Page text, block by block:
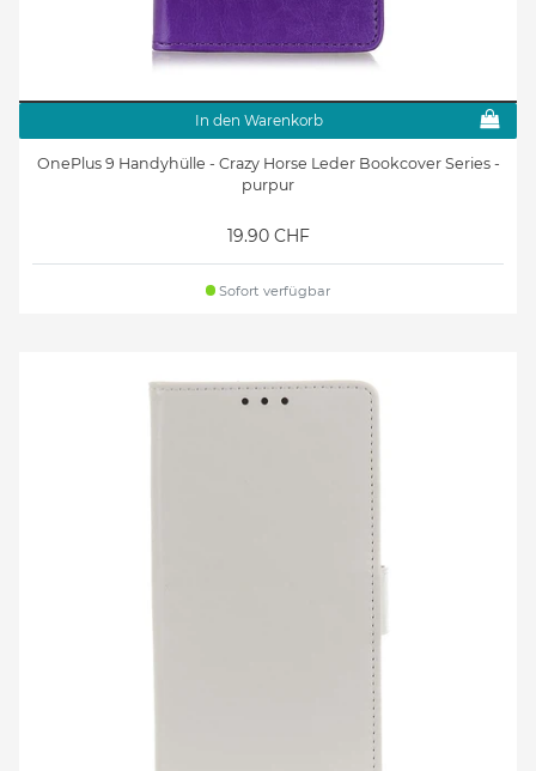
In den Warenkorb
OnePlus 9 Handyhülle - Crazy Horse Leder Bookcover Series -
purpur
19.90 CHF
Sofort verfügbar